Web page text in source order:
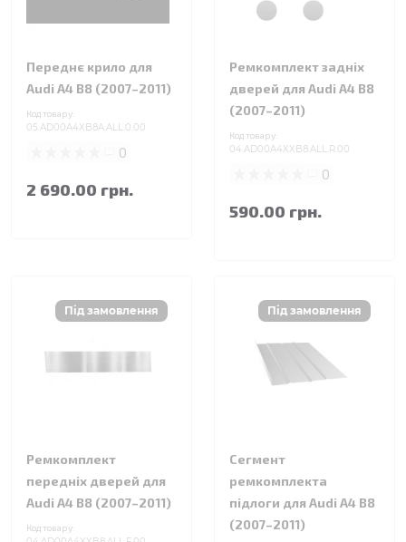
Переднє крило для
Audi A4 B8 (2007–2011)
Код товару:
05.AD00A4XB8A.ALL.0.00
0
2 690.00 грн.
Ремкомплект задніх
дверей для Audi A4 B8
(2007–2011)
Код товару:
04.AD00A4XXB8.ALL.R.00
0
590.00 грн.
Ремкомплект
передніх дверей для
Audi A4 B8 (2007–2011)
Код товару:
Сегмент
ремкомплекта
підлоги для Audi A4 B8
(2007–2011)